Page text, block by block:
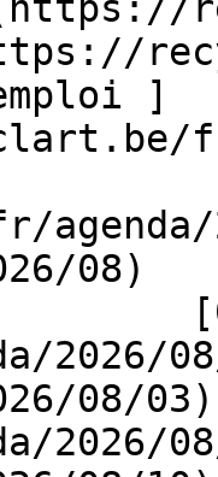
]
08)
2026/
08/
2026/